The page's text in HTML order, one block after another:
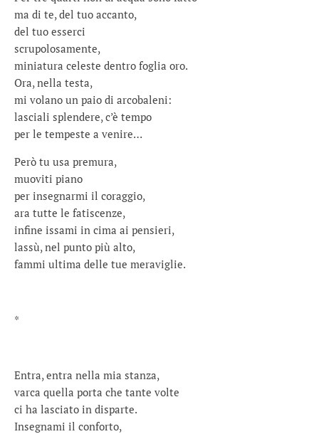
ma di te, del tuo accanto,
del tuo esserci
scrupolosamente,
miniatura celeste dentro foglia oro.
Ora, nella testa,
mi volano un paio di arcobaleni:
lasciali splendere, c’è tempo
per le tempeste a venire…
Però tu usa premura,
muoviti piano
per insegnarmi il coraggio,
ara tutte le fatiscenze,
infine issami in cima ai pensieri,
lassù, nel punto più alto,
fammi ultima delle tue meraviglie.
*
Entra, entra nella mia stanza,
varca quella porta che tante volte
ci ha lasciato in disparte.
Insegnami il conforto,